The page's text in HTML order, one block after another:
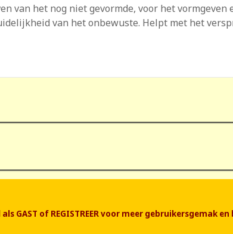
van het nog niet gevormde, voor het
van het onbewuste. Helpt met het
GAST of REGISTREER voor meer gebruikersgemak